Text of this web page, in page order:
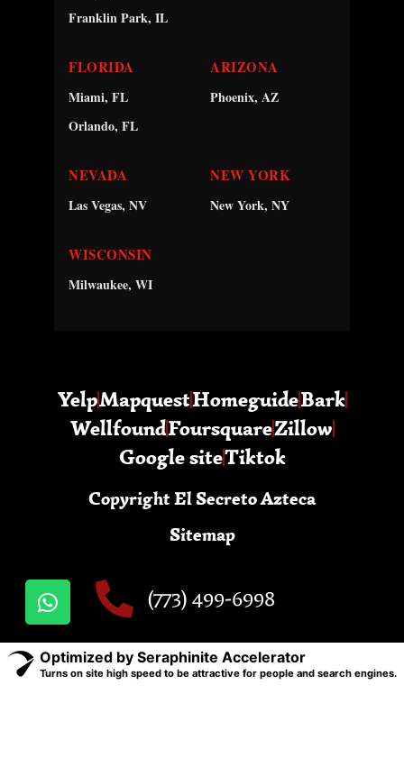
Franklin Park, IL
FLORIDA
Miami, FL
Orlando, FL
ARIZONA
Phoenix, AZ
NEVADA
Las Vegas, NV
NEW YORK
New York, NY
WISCONSIN
Milwaukee, WI
YelpMapquestHomeguideBark
WellfoundFoursquareZillow
Google siteTiktok
Copyright El Secreto Azteca
Sitemap
(773) 499-6998
Optimized by Seraphinite Accelerator
Turns on site high speed to be attractive for people and search engines.